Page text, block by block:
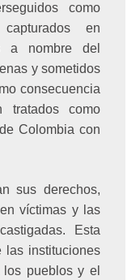
como
en
a nombre del
y sometidos
consecuencia
tratados como
Colombia con
sus derechos,
víctimas y las
Esta
las instituciones
pueblos y el